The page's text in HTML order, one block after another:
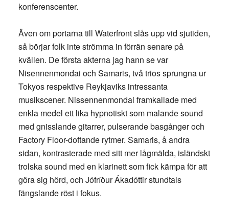
konferenscenter.
Även om portarna till Waterfront slås upp vid sjutiden,
så börjar folk inte strömma in förrän senare på
kvällen. De första akterna jag hann se var
Nisennenmondai och Samaris, två trios sprungna ur
Tokyos respektive Reykjaviks intressanta
musikscener. Nissennenmondai framkallade med
enkla medel ett lika hypnotiskt som malande sound
med gnisslande gitarrer, pulserande basgånger och
Factory Floor-doftande rytmer. Samaris, å andra
sidan, kontrasterade med sitt mer lågmälda, isländskt
trolska sound med en klarinett som fick kämpa för att
göra sig hörd, och Jófríður Ákadóttir stundtals
fängslande röst i fokus.